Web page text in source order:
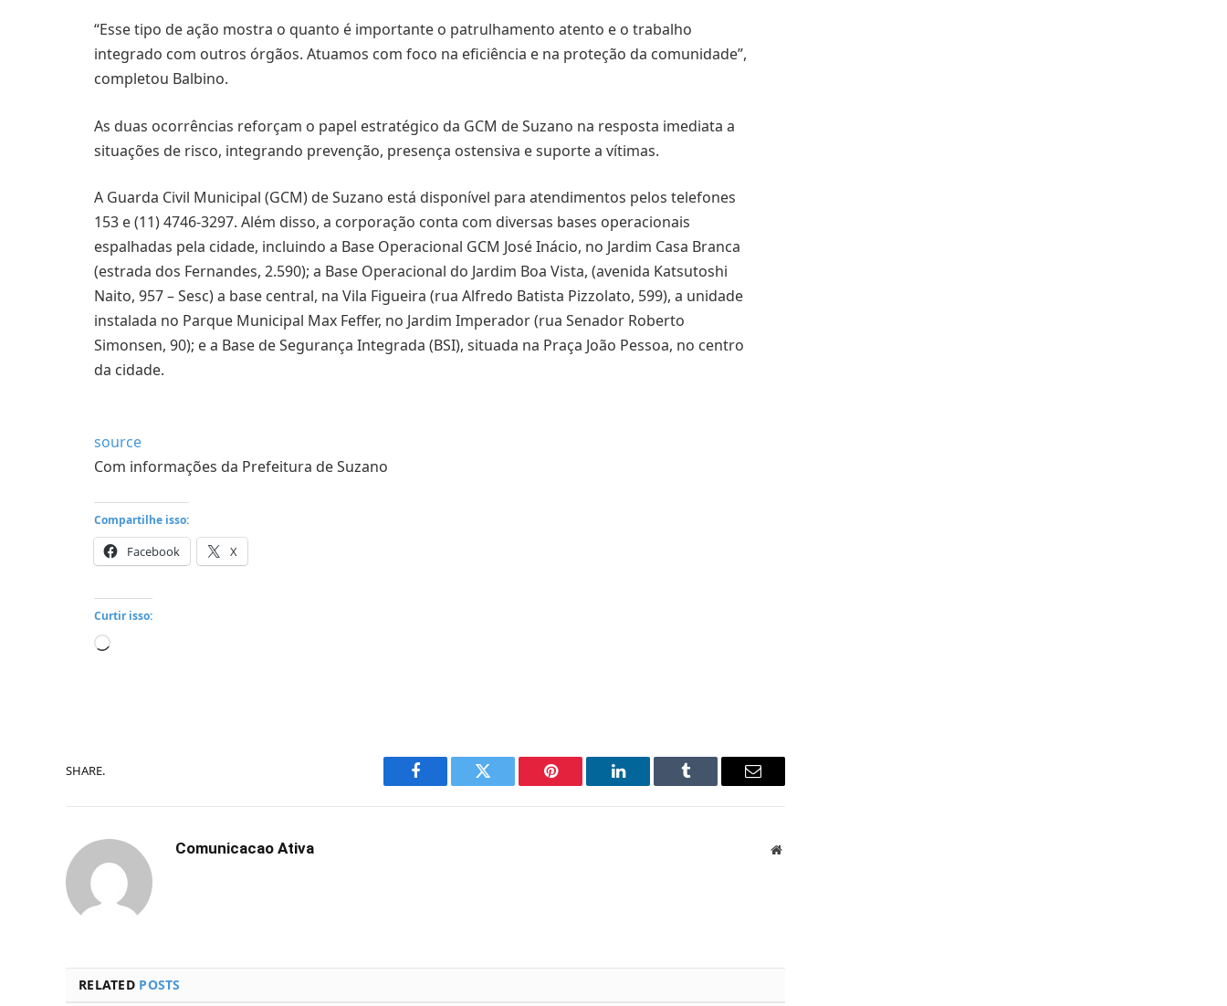
“Esse tipo de ação mostra o quanto é importante o patrulhamento atento e o trabalho
integrado com outros órgãos. Atuamos com foco na eficiência e na proteção da comunidade”,
completou Balbino.
As duas ocorrências reforçam o papel estratégico da GCM de Suzano na resposta imediata a
situações de risco, integrando prevenção, presença ostensiva e suporte a vítimas.
A Guarda Civil Municipal (GCM) de Suzano está disponível para atendimentos pelos telefones
153 e (11) 4746-3297. Além disso, a corporação conta com diversas bases operacionais
espalhadas pela cidade, incluindo a Base Operacional GCM José Inácio, no Jardim Casa Branca
(estrada dos Fernandes, 2.590); a Base Operacional do Jardim Boa Vista, (avenida Katsutoshi
Naito, 957 – Sesc) a base central, na Vila Figueira (rua Alfredo Batista Pizzolato, 599), a unidade
instalada no Parque Municipal Max Feffer, no Jardim Imperador (rua Senador Roberto
Simonsen, 90); e a Base de Segurança Integrada (BSI), situada na Praça João Pessoa, no centro
da cidade.
source
Com informações da Prefeitura de Suzano
Compartilhe isso:
Facebook X
Curtir isso:
Carregando...
SHARE.
Facebook Twitter Pinterest LinkedIn Tumblr Email
Comunicacao Ativa Website
RELATED POSTS